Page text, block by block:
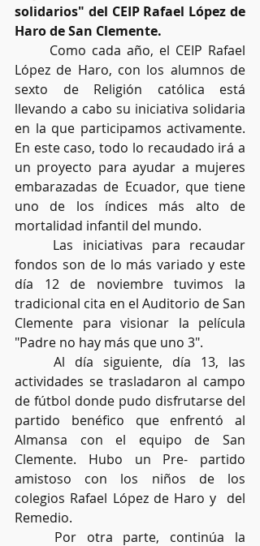
solidarios" del CEIP Rafael López de
Haro de San Clemente.
López de Haro, con los alumnos de
sexto de Religión católica está
llevando a cabo su iniciativa solidaria
en la que participamos activamente.
En este caso, todo lo recaudado irá a
un proyecto para ayudar a mujeres
embarazadas de Ecuador, que tiene
uno de los índices más alto de
mortalidad infantil del mundo.
fondos son de lo más variado y este
día 12 de noviembre tuvimos la
tradicional cita en el Auditorio de San
Clemente para visionar la película
"Padre no hay más que uno 3".
actividades se trasladaron al campo
de fútbol donde pudo disfrutarse del
partido benéfico que enfrentó al
Almansa con el equipo de San
Clemente. Hubo un Pre- partido
amistoso con los niños de los
colegios Rafael López de Haro y  del
Remedio.